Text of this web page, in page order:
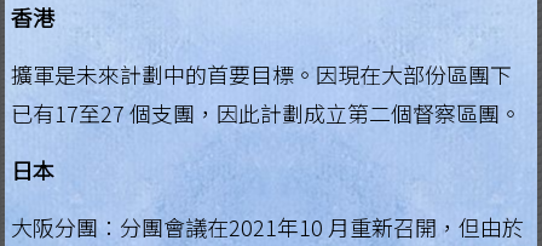
g
K
o
n
g
e
香港
擴軍是未來計劃中的首要目標。因現在大部份區團下
已有17至27 個支團，因此計劃成立第二個督察區團。
日本
大阪分團：分團會議在2021年10 月重新召開，但由於